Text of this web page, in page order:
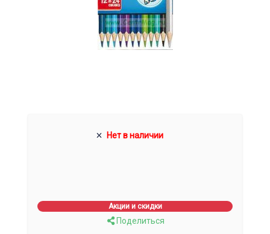
Нет в наличии
Акции и скидки
Поделиться